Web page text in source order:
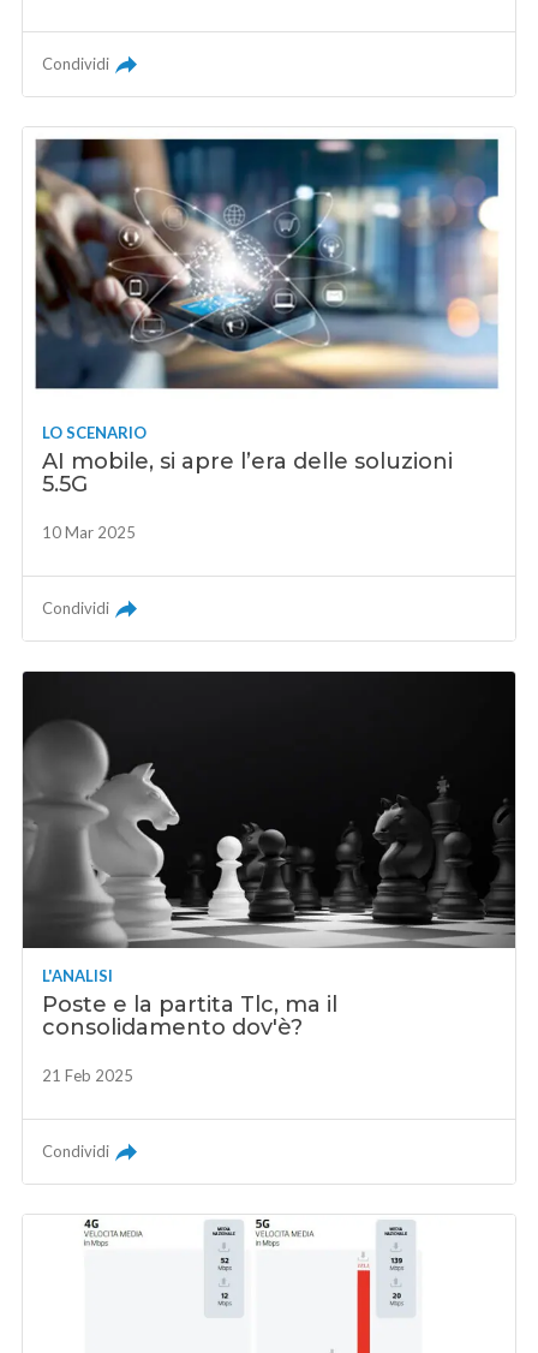
Condividi
LO SCENARIO
AI mobile, si apre l’era delle soluzioni
5.5G
10 Mar 2025
Condividi
L'ANALISI
Poste e la partita Tlc, ma il
consolidamento dov'è?
21 Feb 2025
Condividi